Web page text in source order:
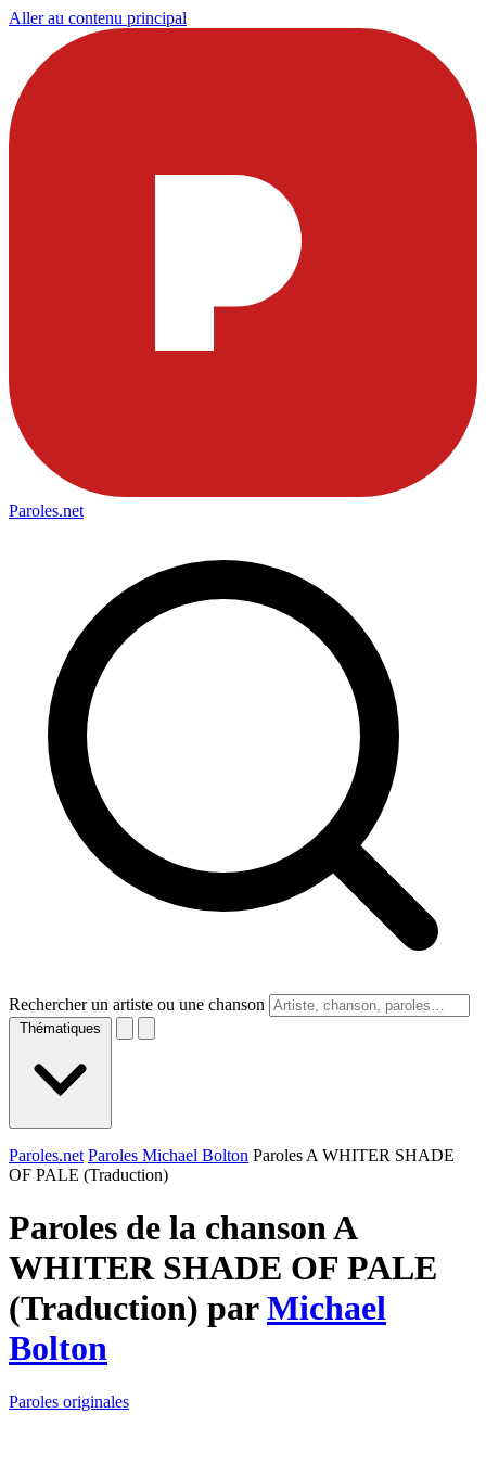
Aller au contenu principal
Paroles.net
Rechercher un artiste ou une chanson
Thématiques
Paroles.net Paroles Michael Bolton Paroles A WHITER SHADE
OF PALE (Traduction)
Paroles de la chanson A
WHITER SHADE OF PALE
(Traduction) parMichael
Bolton
Paroles originales